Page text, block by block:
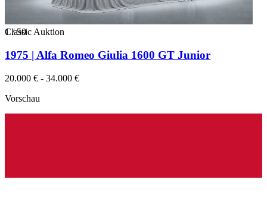
1/50
Classic Auktion
1975 | Alfa Romeo Giulia 1600 GT Junior
20.000 € - 34.000 €
Vorschau